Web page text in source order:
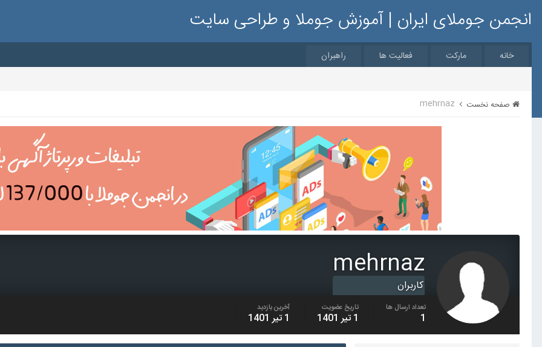
انجمن جوملای ایران | آموزش جوملا و طراحی سایت
خانه مارکت فعالیت ها راهبران
صفحه نخست mehrnaz
mehrnaz
کاربران
تعداد ارسال ها
1
تاریخ عضویت
1 تیر 1401
آخرین بازدید
1 تیر 1401